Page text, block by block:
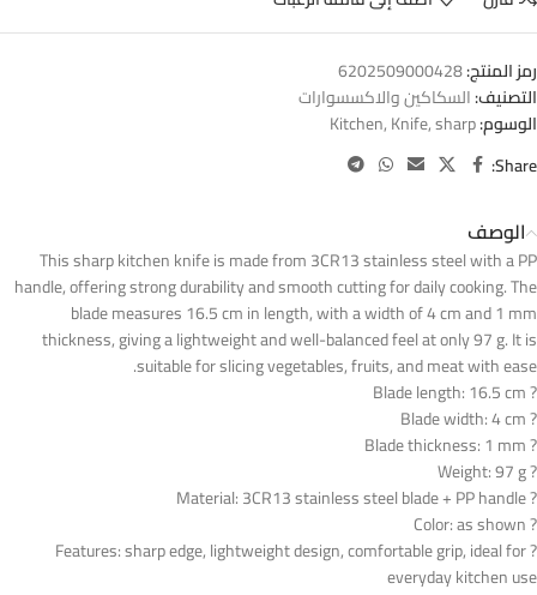
رمز المنتج:6202509000428
التصنيف:السكاكين والاكسسوارات
الوسوم:
Kitchen,Knife,sharp
Share:
الوصف
This sharp kitchen knife is made from 3CR13 stainless steel with a PP
handle, offering strong durability and smooth cutting for daily cooking. The
blade measures 16.5 cm in length, with a width of 4 cm and 1 mm
thickness, giving a lightweight and well-balanced feel at only 97 g. It is
suitable for slicing vegetables, fruits, and meat with ease.
? Blade length: 16.5 cm
? Blade width: 4 cm
? Blade thickness: 1 mm
? Weight: 97 g
? Material: 3CR13 stainless steel blade + PP handle
? Color: as shown
? Features: sharp edge, lightweight design, comfortable grip, ideal for
everyday kitchen use